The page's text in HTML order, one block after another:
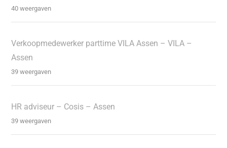
40 weergaven
Verkoopmedewerker parttime VILA Assen – VILA –
Assen
39 weergaven
HR adviseur – Cosis – Assen
39 weergaven